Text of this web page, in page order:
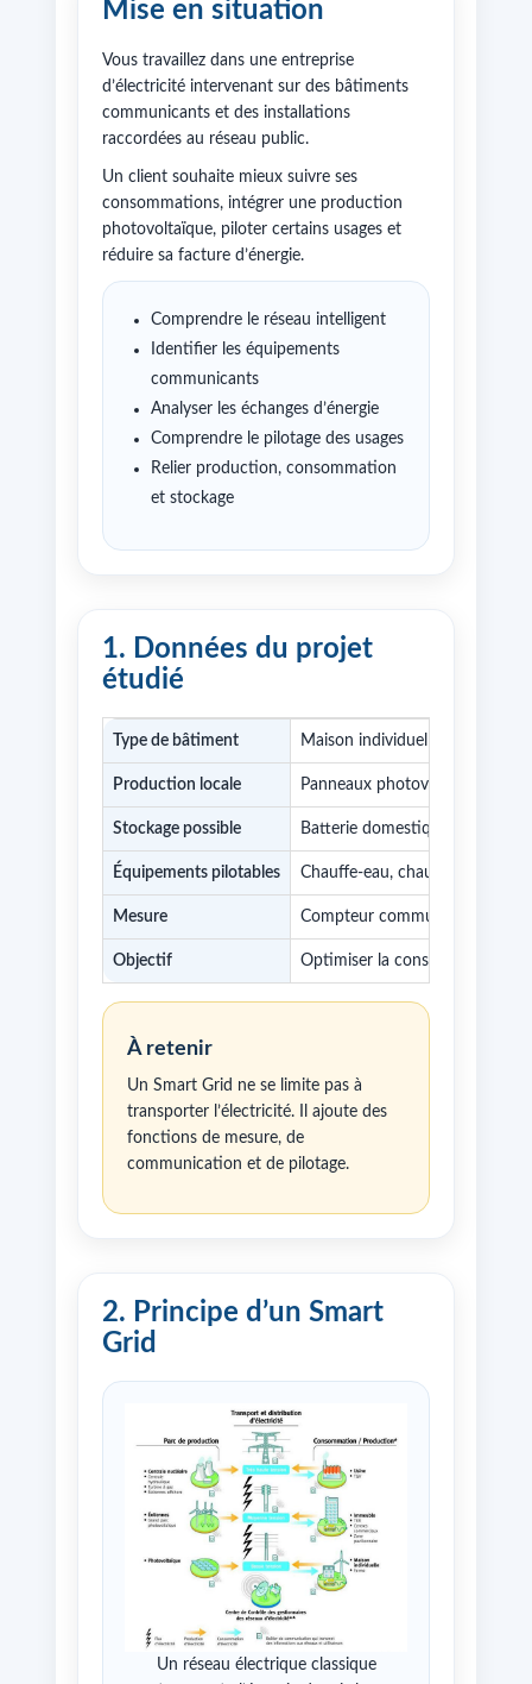
Mise en situation
Vous travaillez dans une entreprise
d’électricité intervenant sur des bâtiments
communicants et des installations
raccordées au réseau public.
Un client souhaite mieux suivre ses
consommations, intégrer une production
photovoltaïque, piloter certains usages et
réduire sa facture d’énergie.
Comprendre le réseau intelligent
Identifier les équipements
communicants
Analyser les échanges d’énergie
Comprendre le pilotage des usages
Relier production, consommation
et stockage
1. Données du projet
étudié
Type de bâtiment Maison individuelle ou petit
Production locale Panneaux photovoltaïques
Stockage possible Batterie domestique
Équipements pilotables Chauffe-eau, chauffage,
Mesure Compteur communicant,
Objectif Optimiser la consommation et
À retenir
Un Smart Grid ne se limite pas à
transporter l’électricité. Il ajoute des
fonctions de mesure, de
communication et de pilotage.
2. Principe d’un Smart
Grid
Un réseau électrique classique